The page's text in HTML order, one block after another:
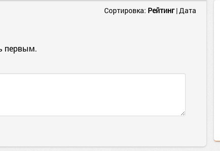
Сортировка: Рейтинг|Дата
первым.